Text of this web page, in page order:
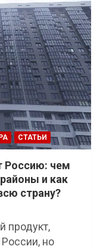
СТАТЬИ
Россию: чем
и как
страну?
продукт,
но